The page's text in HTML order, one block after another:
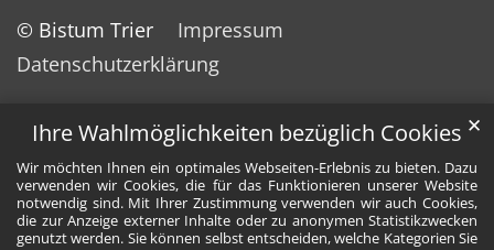
Ihre Wahlmöglichkeiten bezüglich Cookies
Wir möchten Ihnen ein optimales Webseiten-Erlebnis zu bieten. Dazu
verwenden wir Cookies, die für das Funktionieren unserer Website
notwendig sind. Mit Ihrer Zustimmung verwenden wir auch Cookies,
die zur Anzeige externer Inhalte oder zu anonymen Statistikzwecken
genutzt werden. Sie können selbst entscheiden, welche Kategorien Sie
✕
© Bistum Trier
Impressum
Datenschutzerklärung